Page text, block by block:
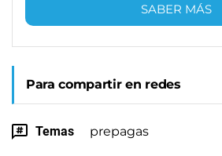
SABER MÁS
Para compartir en redes
Temas prepagas